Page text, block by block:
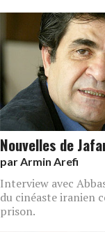
Nouvelles de
par Armin Arefi
Interview avec
du cinéaste iranien
prison.